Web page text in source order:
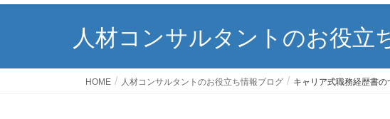
人材コンサルタントのお役立
HOME 人材コンサルタントのお役立ち情報ブログ キャリア式職務経歴書